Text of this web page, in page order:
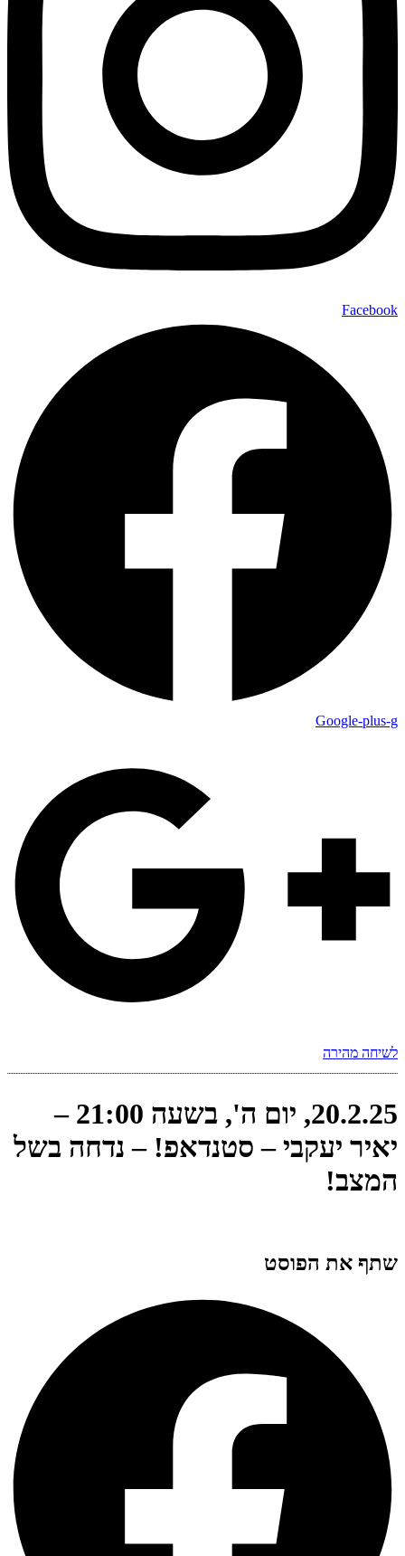
Facebook
Google-plus-g
לשיחה מהירה
20.2.25, יום ה', בשעה 21:00 –
יאיר יעקבי – סטנדאפ! – נדחה בשל
המצב!
שתף את הפוסט